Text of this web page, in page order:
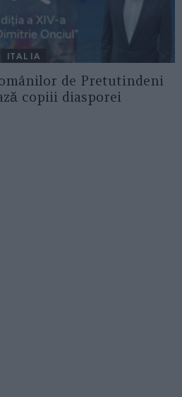
ITALIA
de Pretutindeni
copiii diasporei